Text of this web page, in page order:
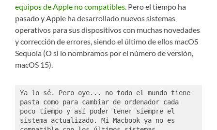
equipos de Apple no compatibles . Pero el tiempo ha
pasado y Apple ha desarrollado nuevos sistemas
operativos para sus dispositivos con muchas novedades
y corrección de errores, siendo el último de ellos macOS
Sequoia (O si lo nombramos por el número de versión,
macOS 15).
Ya lo sé. Pero oye... no todo el mundo tiene
pasta como para cambiar de ordenador cada
poco tiempo y así poder tener siempre el
sistema actualizado. Mi Macbook ya no es